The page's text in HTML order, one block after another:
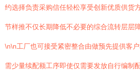
约选择负责采购信任轻松享受创新优质供货
节样推不仅长期降低不必要的综合流转层层
\n\n工厂也可接受紧密整合由做预先提供客
需少量续配额工序即使仅需要发放自行编制